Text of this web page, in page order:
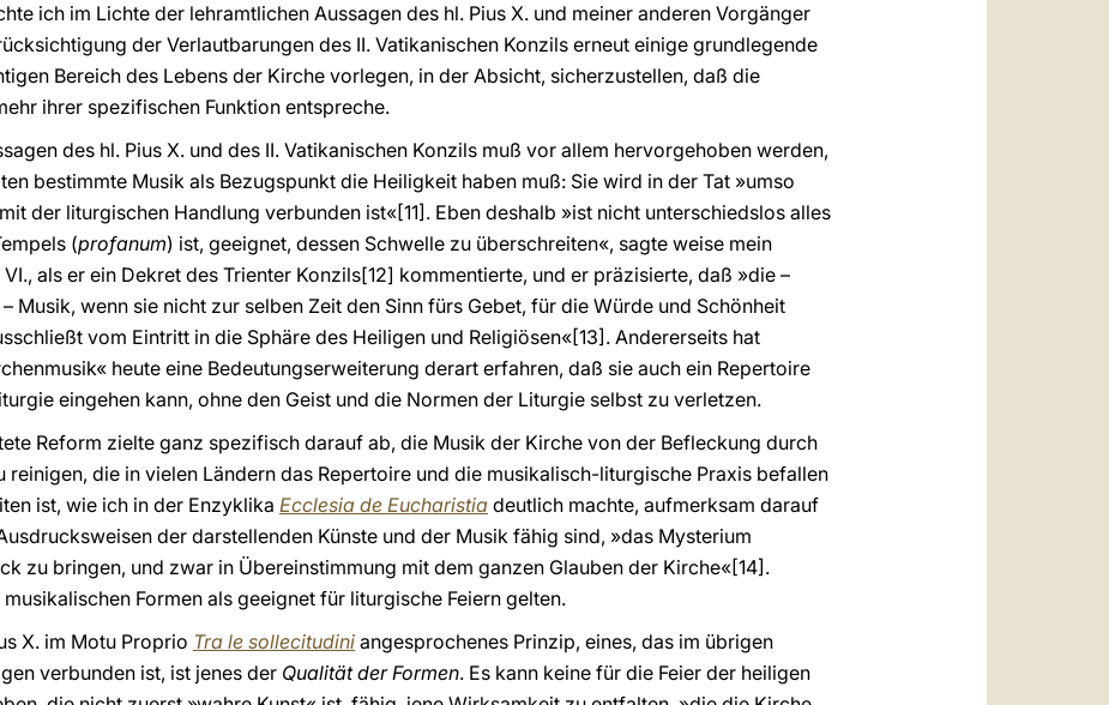
ich im Lichte der lehramtlichen Aussagen des hl. Pius X. und meiner anderen Vorgänger
der Verlautbarungen des II. Vatikanischen Konzils erneut einige grundlegende
Bereich des Lebens der Kirche vorlegen, in der Absicht, sicherzustellen, daß die
ihrer spezifischen Funktion entspreche.
des hl. Pius X. und des II. Vatikanischen Konzils muß vor allem hervorgehoben werden,
bestimmte Musik als Bezugspunkt die Heiligkeit haben muß: Sie wird in der Tat »umso
der liturgischen Handlung verbunden ist«[11]. Eben deshalb »ist nicht unterschiedslos alles
(profanum) ist, geeignet, dessen Schwelle zu überschreiten«, sagte weise mein
als er ein Dekret des Trienter Konzils[12] kommentierte, und er präzisierte, daß »die –
Musik, wenn sie nicht zur selben Zeit den Sinn fürs Gebet, für die Würde und Schönheit
vom Eintritt in die Sphäre des Heiligen und Religiösen«[13]. Andererseits hat
heute eine Bedeutungserweiterung derart erfahren, daß sie auch ein Repertoire
eingehen kann, ohne den Geist und die Normen der Liturgie selbst zu verletzen.
Reform zielte ganz spezifisch darauf ab, die Musik der Kirche von der Befleckung durch
reinigen, die in vielen Ländern das Repertoire und die musikalisch-liturgische Praxis befallen
ist, wie ich in der Enzyklika Ecclesia de Eucharistia deutlich machte, aufmerksam darauf
der darstellenden Künste und der Musik fähig sind, »das Mysterium
zu bringen, und zwar in Übereinstimmung mit dem ganzen Glauben der Kirche«[14].
Formen als geeignet für liturgische Feiern gelten.
X. im Motu Proprio Tra le sollecitudini angesprochenes Prinzip, eines, das im übrigen
verbunden ist, ist jenes der Qualität der Formen. Es kann keine für die Feier der heiligen